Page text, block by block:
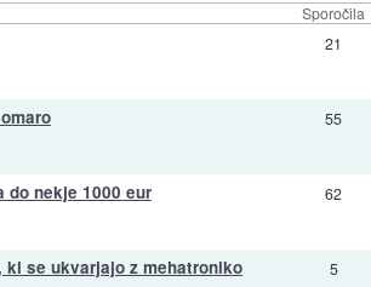
Sporočila
21
55
do nekje 1000 eur 62
se ukvarjajo z mehatroniko 5